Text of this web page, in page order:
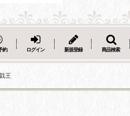
約 ログイン 新規登録 商品検索
王